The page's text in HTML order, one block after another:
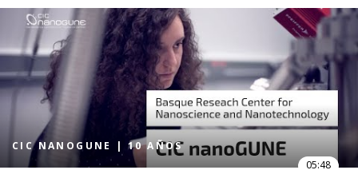
CIC NANOGUNE | 10 AÑOS
05:48